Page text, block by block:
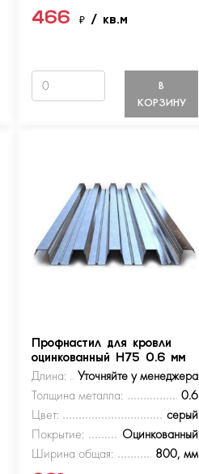
466₽/ кв.м
В
КОРЗИНУ
Профнастил для кровли
оцинкованный Н75 0.6 мм
Длина:
Уточняйте у менеджера
Толщина металла:
0.6
Цвет:
серый
Покрытие:
Оцинкованный
Ширина общая:
800, мм